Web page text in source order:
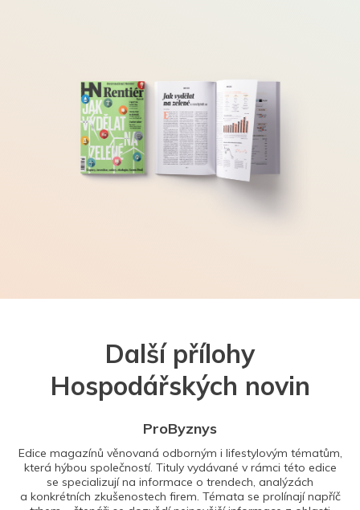
Další přílohy
Hospodářských novin
ProByznys
Edice magazínů věnovaná odborným i lifestylovým tématům,
která hýbou společností. Tituly vydávané v rámci této edice
se specializují na informace o trendech, analýzách
a konkrétních zkušenostech firem. Témata se prolínají napříč